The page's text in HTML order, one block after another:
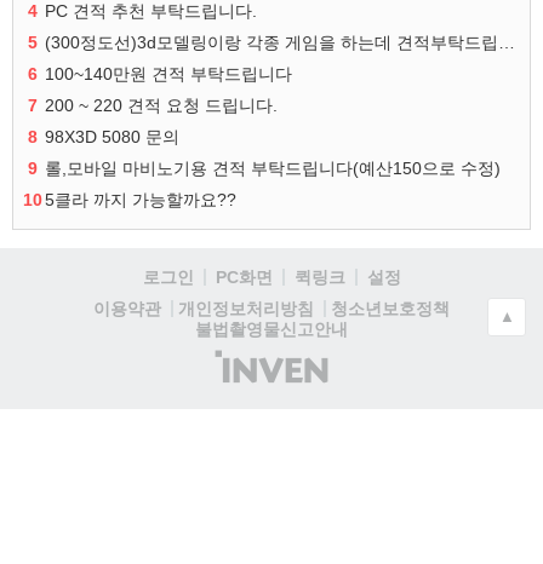
4 PC 견적 추천 부탁드립니다.
5
(300정도선)3d모델링이랑 각종 게임을 하는데 견적부탁드립니다!300정도선
6 100~140만원 견적 부탁드립니다
7 200 ~ 220 견적 요청 드립니다.
8 98X3D 5080 문의
9 롤,모바일 마비노기용 견적 부탁드립니다(예산150으로 수정)
105클라 까지 가능할까요??
로그인 PC화면 퀵링크
설정
이용약관
개인정보처리방침
청소년보호정책
불법촬영물신고안내
(주)
인
▲